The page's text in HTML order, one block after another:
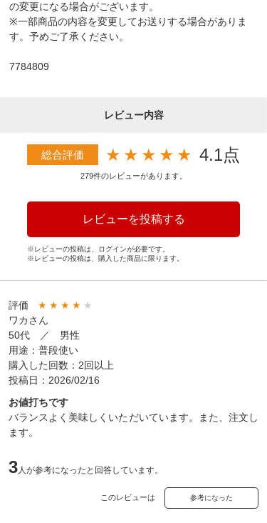
の変更になる場合がございます。
※一部商品の内容を変更してお送りする場合がありま
す。予めご了承ください。
7784809
レビュー内容
総合評価 ★ ★ ★ ★ ★ 4.1点
279件のレビューがあります。
レビューを投稿する
※レビューの投稿は、ログインが必要です。
※レビューの投稿は、購入した商品に限ります。
評価 ★ ★ ★ ★ ★
ワカさん
50代 ／ 男性
用途：普段使い
購入した回数：2回以上
投稿日：2026/02/16
お値打ちです
バランスよく美味しくいただいています。また、注文し
ます。
3人が参考になったと回答しています。
このレビューは 参考になった